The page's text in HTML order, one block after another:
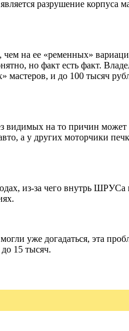
разрушение корпуса
чем на ее «ременных»
но факт есть факт.
мастеров, и до 100 тысяч
на то причин может
а у других моторчики
из-за чего внутрь ШРУСа
уже догадаться, эта
15 тысяч.